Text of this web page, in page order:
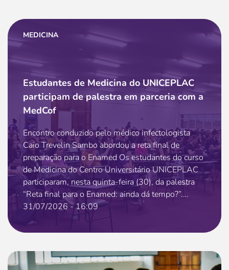
Militar do Distrito...
MEDICINA
Estudantes de Medicina do UNICEPLAC
participam de palestra em parceria com a
MedCof
Encontro conduzido pelo médico infectologista
Caio Trevelin Sambo abordou a reta final de
preparação para o Enamed Os estudantes do curso
de Medicina do Centro Universitário UNICEPLAC
participaram, nesta quinta-feira (30), da palestra
“Reta final para o Enamed: ainda dá tempo?”.
Conduzido pelo médico infectologista e professor
do Grupo MedCof Caio Trevelin Sambo, o
encontro...
31/07/2026 - 16:09